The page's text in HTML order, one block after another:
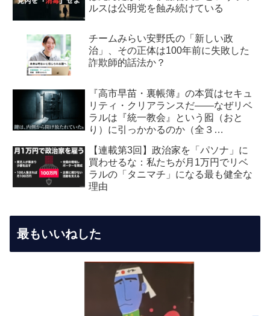
ルスは公明党を蝕み続けている
チームみらい安野氏の「新しい政
治」、その正体は100年前に失敗した
詐欺師的話法か？
『高市早苗・裏帳簿』の本質はセキュ
リティ・クリアランスだ――なぜリベ
ラルは『統一教会』という囮（おと
り）に引っかかるのか（全３
ィア編：虚飾の愛国者
【連載第3回】政治家を「パソナ」に
買わせるな：私たちが月1万円でリベ
ラルの「タニマチ」になる最も健全な
理由
最もいいねした